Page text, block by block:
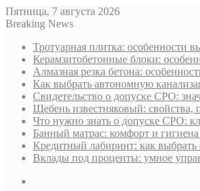
Пятница, 7 августа 2026
Breaking News
Тротуарная плитка: особенности
Керамзитобетонные блоки:
Алмазная резка бетона:
Как выбрать автономную
Свидетельство о допуске СРО:
Щебень известняковый:
Что нужно знать о допуске СРО:
Банный матрас: комфорт и
Кредитный лабиринт: как
Вклады под проценты: умное